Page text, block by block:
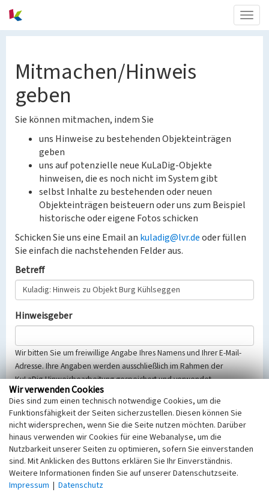
Mitmachen/Hinweis
geben
Sie können mitmachen, indem Sie
uns Hinweise zu bestehenden Objekteinträgen
geben
uns auf potenzielle neue KuLaDig-Objekte
hinweisen, die es noch nicht im System gibt
selbst Inhalte zu bestehenden oder neuen
Objekteinträgen beisteuern oder uns zum Beispiel
historische oder eigene Fotos schicken
Schicken Sie uns eine Email an kuladig@lvr.deoder füllen
Sie einfach die nachstehenden Felder aus.
Betreff
Hinweisgeber
Wir bitten Sie um freiwillige Angabe Ihres Namens und Ihrer E-Mail-
Adresse. Ihre Angaben werden ausschließlich im Rahmen der
KuLaDig-Hinweisbearbeitung gespeichert und verwendet.
Selbstverständlich werden diese entsprechend der Vorschriften des
Telemediengesetzes, des Datenschutzgesetzes NRW und der seit
dem 25.05.2018 gültigen Europäischen Datenschutzgrundverordnung
(EU-DSGVO) vertraulich behandelt, beachten Sie bitte unsere
Hinweise zumDatenschutz
Nachricht
Wir verwenden Cookies
Dies sind zum einen technisch notwendige Cookies, um die
Funktionsfähigkeit der Seiten sicherzustellen. Diesen können Sie
nicht widersprechen, wenn Sie die Seite nutzen möchten. Darüber
hinaus verwenden wir Cookies für eine Webanalyse, um die
Nutzbarkeit unserer Seiten zu optimieren, sofern Sie einverstanden
sind. Mit Anklicken des Buttons erklären Sie Ihr Einverständnis.
Weitere Informationen finden Sie auf unserer Datenschutzseite.
Impressum | Datenschutz